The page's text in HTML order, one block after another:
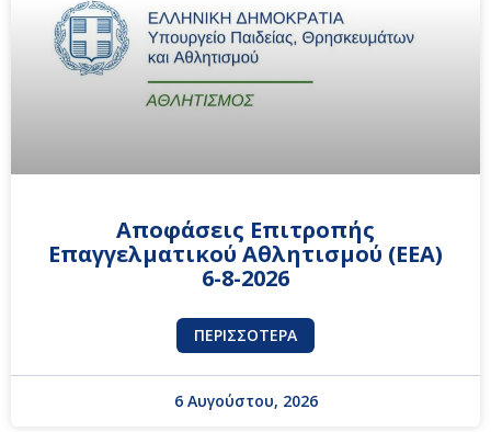
Αποφάσεις Επιτροπής
Επαγγελματικού Αθλητισμού (ΕΕΑ)
6-8-2026
ΠΕΡΙΣΣΌΤΕΡΑ
6 Αυγούστου, 2026